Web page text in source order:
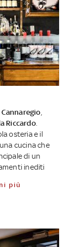
Cannaregio
Riccardo.
osteria e il
cucina che
di un
inediti